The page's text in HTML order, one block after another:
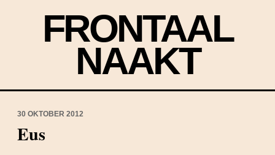
FRONTAAL
NAAKT
30 OKTOBER 2012
Eus